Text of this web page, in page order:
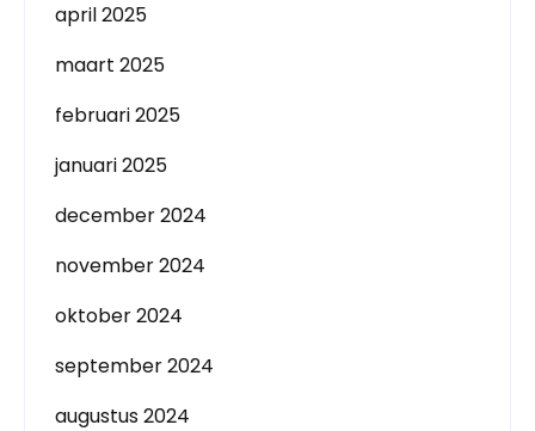
april 2025
maart 2025
februari 2025
januari 2025
december 2024
november 2024
oktober 2024
september 2024
augustus 2024